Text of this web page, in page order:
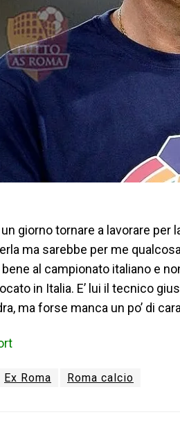
giorno tornare a lavorare per
ma sarebbe per me
al campionato italiano e
in Italia. E’ lui il tecnico
ma forse manca un po’ di
Ex Roma Roma calcio